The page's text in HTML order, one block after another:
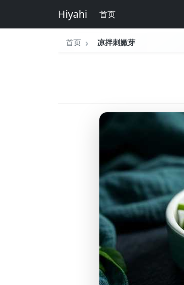
Hiyahi 首页
首页 凉拌刺嫩芽